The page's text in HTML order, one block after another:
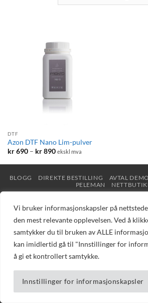
Vi bruker informasjonskapsler på
den mest relevante opplevelsen. Ved å
samtykker du til bruken av ALLE
kan imidlertid gå til "Innstillinger for
å gi et kontrollert samtykke.
Innstillinger for informasjonskapsler
DTF
Azon DTF Nano Lim-pulver
kr690 – kr890Prisområde:
til
ekskl mva
BLOGG DIREKTE BESTILLING AVTAL DEMO
PELEMAN
mail@vizuell.no